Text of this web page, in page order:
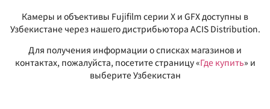
Камеры и объективы Fujifilm серии X и GFX доступны в
Узбекистане через нашего дистрибьютора ACIS Distribution.
Для получения информации о списках магазинов и
контактах, пожалуйста, посетите страницу «Где купить» и
выберите Узбекистан